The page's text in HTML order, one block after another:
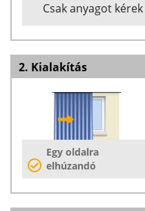
Csak anyagot kérek
2. Kialakítás
Egy oldalra
elhúzandó